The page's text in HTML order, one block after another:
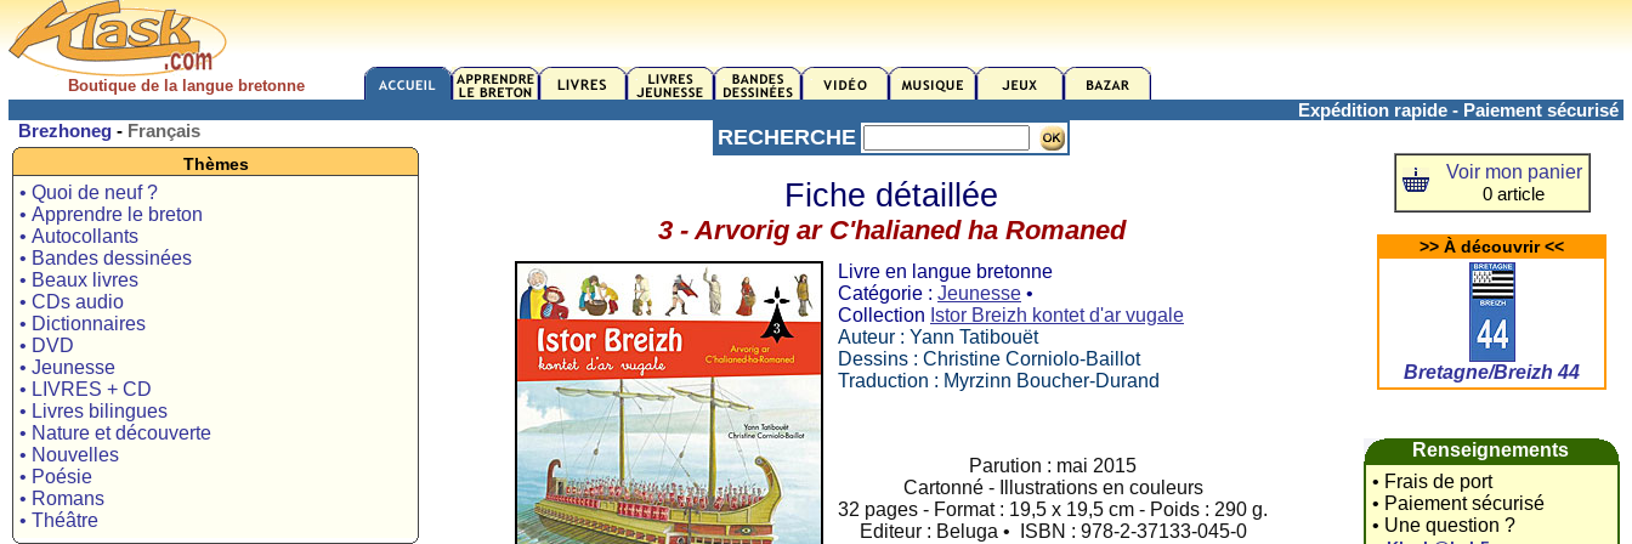
Boutique de la langue bretonne
Expédition rapide - Paiement sécurisé
Brezhoneg - Français
Thèmes
• Quoi de neuf ?
• Apprendre le breton
• Autocollants
• Bandes dessinées
• Beaux livres
• CDs audio
• Dictionnaires
• DVD
• Jeunesse
• LIVRES + CD
• Livres bilingues
• Nature et découverte
• Nouvelles
• Poésie
• Romans
• Théâtre
RECHERCHE
Fiche détaillée
3 - Arvorig ar C'halianed ha Romaned
Livre en langue bretonne
Catégorie : Jeunesse •
Collection Istor Breizh kontet d'ar vugale
Auteur : Yann Tatibouët
Dessins : Christine Corniolo-Baillot
Traduction : Myrzinn Boucher-Durand
Parution : mai 2015
Cartonné - Illustrations en couleurs
32 pages - Format : 19,5 x 19,5 cm - Poids : 290 g.
Editeur : Beluga • ISBN : 978-2-37133-045-0
Voir mon panier
0 article
>> À découvrir <<
Bretagne/Breizh 44
Renseignements
• Frais de port
• Paiement sécurisé
• Une question ?